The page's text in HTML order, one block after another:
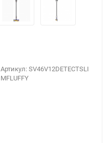
Артикул: SV46V12DETECTSLI
MFLUFFY